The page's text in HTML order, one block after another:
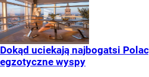
Dokąd uciekają najbogatsi
egzotyczne wyspy